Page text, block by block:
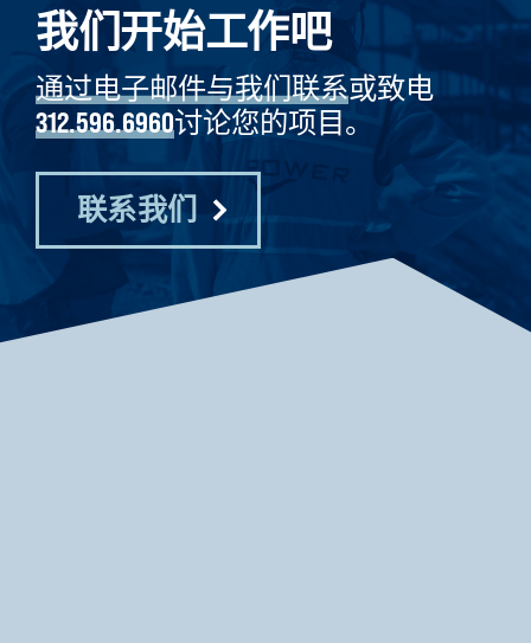
我们开始工作吧
通过电子邮件与我们联系或致电
312.596.6960讨论您的项目。
联系我们